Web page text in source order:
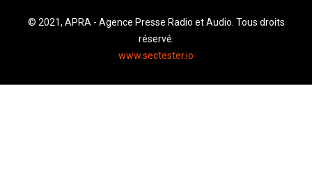
© 2021, APRA - Agence Presse Radio et Audio. Tous droits
réservé.
www.sectester.io